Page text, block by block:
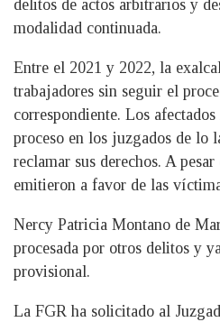
delitos de actos arbitrarios y
modalidad continuada.
Entre el 2021 y 2022, la
trabajadores sin seguir el
correspondiente. Los
proceso en los juzgados de lo
reclamar sus derechos. A
emitieron a favor de las
Nercy Patricia Montano de
procesada por otros delitos y
provisional.
La FGR ha solicitado al